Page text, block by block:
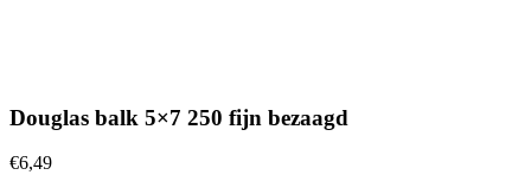
Douglas balk 5×7 250 fijn bezaagd
€6,49